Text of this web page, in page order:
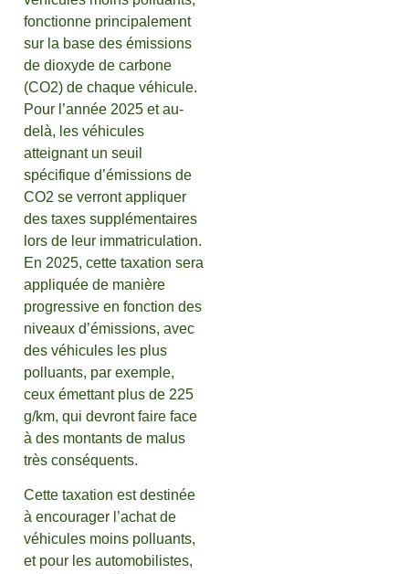
fonctionne principalement
sur la base des émissions
de dioxyde de carbone
(CO2) de chaque véhicule.
Pour l’année 2025 et au-
delà, les véhicules
atteignant un seuil
spécifique d’émissions de
CO2 se verront appliquer
des taxes supplémentaires
lors de leur immatriculation.
En 2025, cette taxation sera
appliquée de manière
progressive en fonction des
niveaux d’émissions, avec
des véhicules les plus
polluants, par exemple,
ceux émettant plus de 225
g/km, qui devront faire face
à des montants de malus
très conséquents.
Cette taxation est destinée
à encourager l’achat de
véhicules moins polluants,
et pour les automobilistes,